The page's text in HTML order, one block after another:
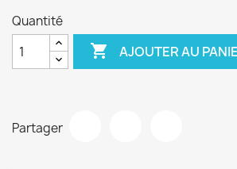
Quantité
 AJOUTER AU
Partager